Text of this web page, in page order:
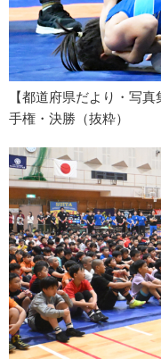
【都道府県だより・写
手権・決勝（抜粋）